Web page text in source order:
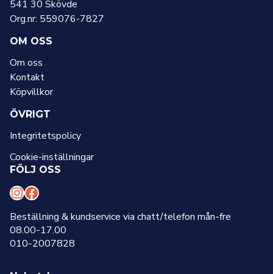
541 30 Skövde
Org.nr: 559076-7827
OM OSS
Om oss
Kontakt
Köpvillkor
ÖVRIGT
Integritetspolicy
Cookie-inställningar
FÖLJ OSS
I
n
s
t
a
F
a
c
e
b
Beställning & kundservice via chatt/telefon mån-fre
08.00-17.00
010-2007828